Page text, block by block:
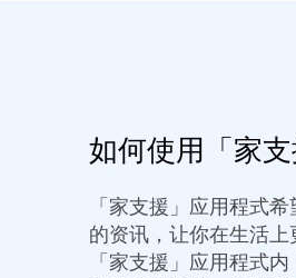
如何使用「家
「家支援」应用程式
的资讯，让你在生活上
「家支援」应用程式